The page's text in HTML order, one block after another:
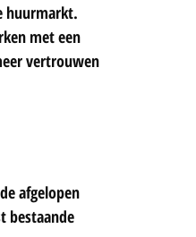
huurmarkt.
met een
vertrouwen
afgelopen
bestaande